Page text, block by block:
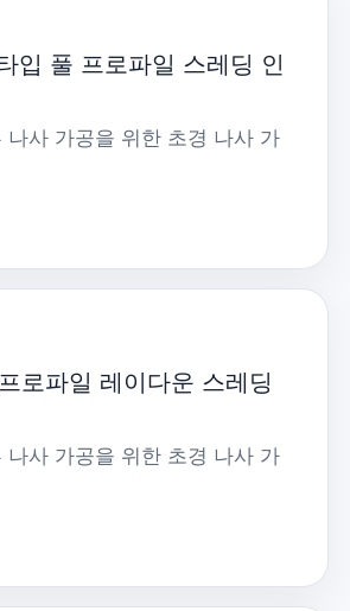
입 풀 프로파일 스레딩 인
나사 가공을 위한 초경 나사 가
로파일 레이다운 스레딩
나사 가공을 위한 초경 나사 가